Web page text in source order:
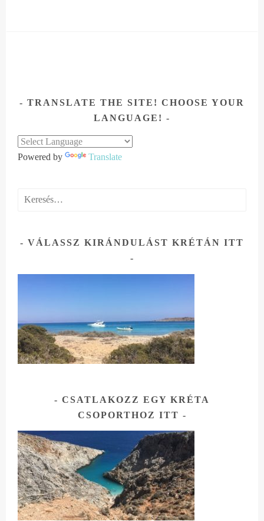
TRANSLATE THE SITE! CHOOSE YOUR
LANGUAGE!
Powered by Translate
Keresés:
VÁLASSZ KIRÁNDULÁST KRÉTÁN ITT
CSATLAKOZZ EGY KRÉTA
CSOPORTHOZ ITT